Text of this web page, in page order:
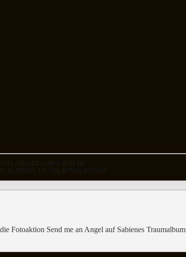
#28 ©TRAUMALBUM.DE
AN ANGEL #28 ©TRAUMALBUM.DE
Fotoaktion Send me an Angel auf Sabienes Traumalbum